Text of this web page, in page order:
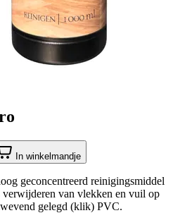
In winkelmandje
geconcentreerd reinigingsmiddel
verwijderen van vlekken en vuil op
gelegd (klik) PVC.